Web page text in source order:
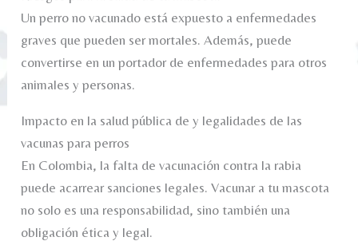
Un perro no vacunado está expuesto a enfermedades
graves que pueden ser mortales. Además, puede
convertirse en un portador de enfermedades para otros
animales y personas.
Impacto en la salud pública de y legalidades de las
vacunas para perros
En Colombia, la falta de vacunación contra la rabia
puede acarrear sanciones legales. Vacunar a tu mascota
no solo es una responsabilidad, sino también una
obligación ética y legal.